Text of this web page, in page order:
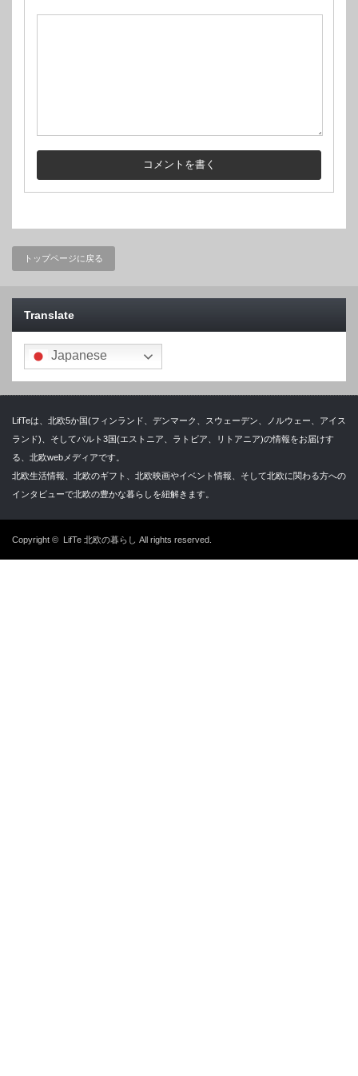
トップページに戻る
Translate
Japanese
LifTeは、北欧5か国(フィンランド、デンマーク、スウェーデン、ノルウェー、アイス
ランド)、そしてバルト3国(エストニア、ラトビア、リトアニア)の情報をお届けす
る、北欧webメディアです。
北欧生活情報、北欧のギフト、北欧映画やイベント情報、そして北欧に関わる方への
インタビューで北欧の豊かな暮らしを紐解きます。
Copyright © LifTe 北欧の暮らし All rights reserved.